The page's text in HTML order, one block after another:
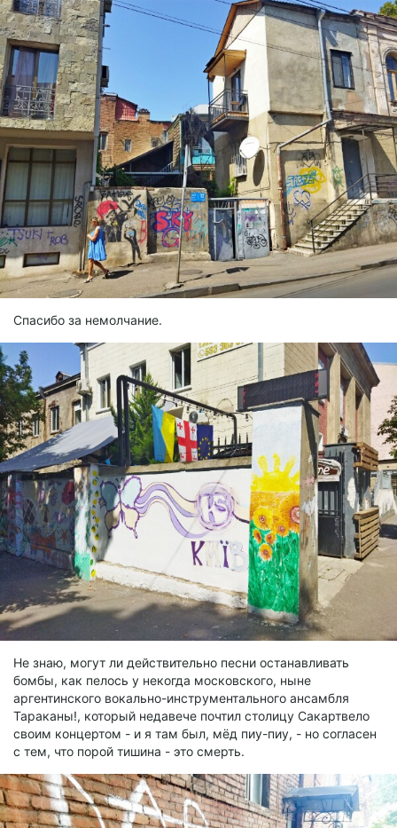
Спасибо за немолчание.
Не знаю, могут ли действительно песни останавливать
бомбы, как пелось у некогда московского, ныне
аргентинского вокально-инструментального ансамбля
Тараканы!, который недавече почтил столицу Сакартвело
своим концертом - и я там был, мёд пиу-пиу, - но согласен
с тем, что порой тишина - это смерть.